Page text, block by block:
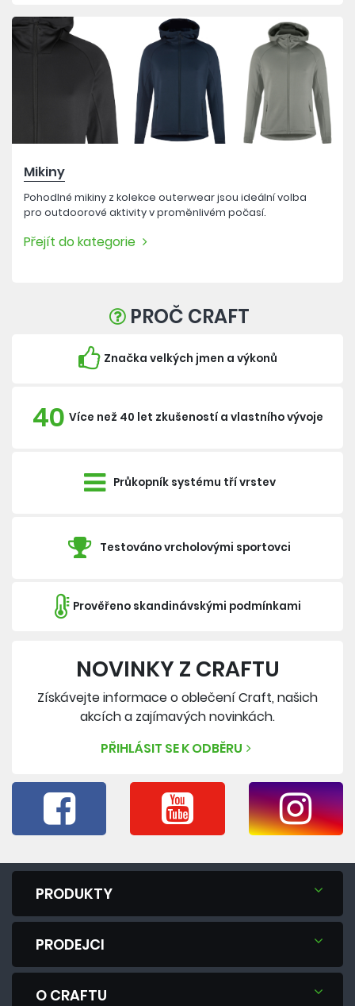
Mikiny
Pohodlné mikiny z kolekce outerwear jsou ideální volba
pro outdoorové aktivity v proměnlivém počasí.
Přejít do kategorie
PROČ CRAFT
Značka velkých jmen a výkonů
40 Více než 40 let zkušeností a vlastního vývoje
Průkopník systému tří vrstev
Testováno vrcholovými sportovci
Prověřeno skandinávskými podmínkami
NOVINKY Z CRAFTU
Získávejte informace o oblečení Craft, našich
akcích a zajímavých novinkách.
PŘIHLÁSIT SE K ODBĚRU
PRODUKTY
PRODEJCI
O CRAFTU